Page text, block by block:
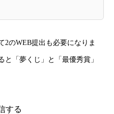
のWEB提出も必要になりま
「夢くじ」と「最優秀賞」
する